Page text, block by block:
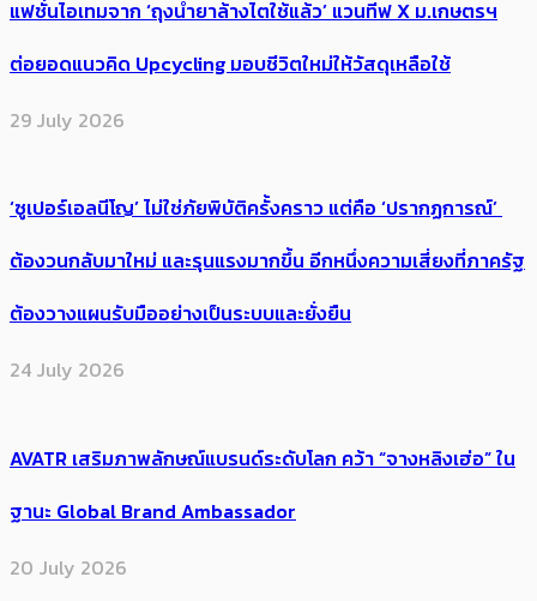
แฟชั่นไอเทมจาก ‘ถุงน้ำยาล้างไตใช้แล้ว’ แวนทีฟ X ม.เกษตรฯ
ต่อยอดแนวคิด Upcycling มอบชีวิตใหม่ให้วัสดุเหลือใช้
29 July 2026
‘ซูเปอร์เอลนีโญ’ ไม่ใช่ภัยพิบัติครั้งคราว แต่คือ ‘ปรากฏการณ์’ ​
ต้อง​วนกลับมาใหม่ และรุนแรงมากขึ้น อีกหนึ่งความเสี่ยงที่ภาครัฐ
ต้องวางแผนรับมืออย่างเป็นระบบและยั่งยืน
24 July 2026
AVATR เสริมภาพลักษณ์แบรนด์ระดับโลก คว้า “จางหลิงเฮ่อ” ใน
ฐานะ Global Brand Ambassador
20 July 2026